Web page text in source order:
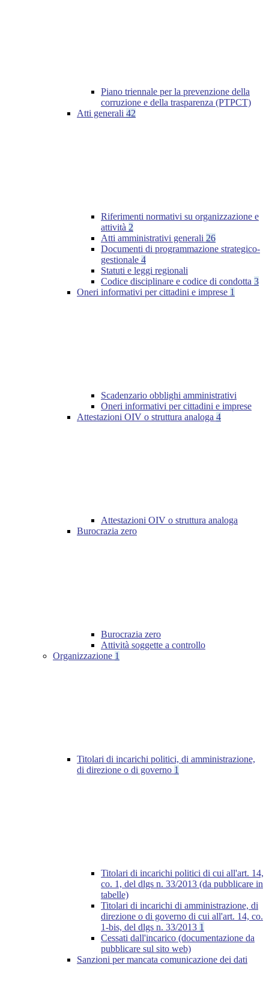
Piano triennale per la prevenzione della
corruzione e della trasparenza (PTPCT)
Atti generali 42
Riferimenti normativi su organizzazione e
attività 2
Atti amministrativi generali 26
Documenti di programmazione strategico-
gestionale 4
Statuti e leggi regionali
Codice disciplinare e codice di condotta 3
Oneri informativi per cittadini e imprese 1
Scadenzario obblighi amministrativi
Oneri informativi per cittadini e imprese
Attestazioni OIV o struttura analoga 4
Attestazioni OIV o struttura analoga
Burocrazia zero
Burocrazia zero
Attività soggette a controllo
Organizzazione 1
Titolari di incarichi politici, di amministrazione,
di direzione o di governo 1
Titolari di incarichi politici di cui all'art. 14,
co. 1, del dlgs n. 33/2013 (da pubblicare in
tabelle)
Titolari di incarichi di amministrazione, di
direzione o di governo di cui all'art. 14, co.
1-bis, del dlgs n. 33/2013 1
Cessati dall'incarico (documentazione da
pubblicare sul sito web)
Sanzioni per mancata comunicazione dei dati